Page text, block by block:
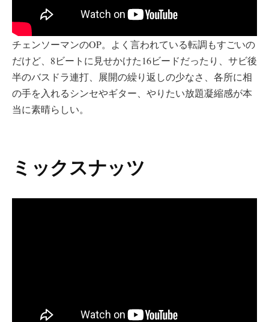
チェンソーマンのOP。よく言われている転調もすごいの
だけど、8ビートに見せかけた16ビードだったり、サビ後
半のバスドラ連打、展開の繰り返しの少なさ、各所に相
の手を入れるシンセやギター、やりたい放題凝縮感が本
当に素晴らしい。
ミックスナッツ